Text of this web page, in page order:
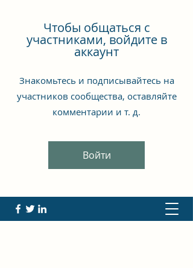
Чтобы общаться с
участниками, войдите в
аккаунт
Знакомьтесь и подписывайтесь на
участников сообщества, оставляйте
комментарии и т. д.
Войти